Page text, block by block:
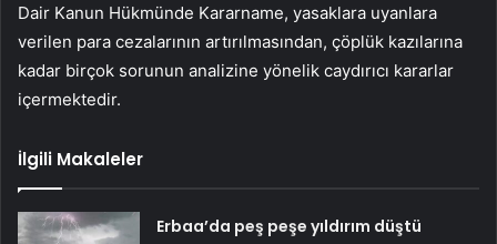
Dair Kanun Hükmünde Kararname, yasaklara uyanlara
verilen para cezalarının artırılmasından, çöplük kazılarına
kadar birçok sorunun analizine yönelik caydırıcı kararlar
içermektedir.
İlgili Makaleler
Erbaa’da peş peşe yıldırım düştü